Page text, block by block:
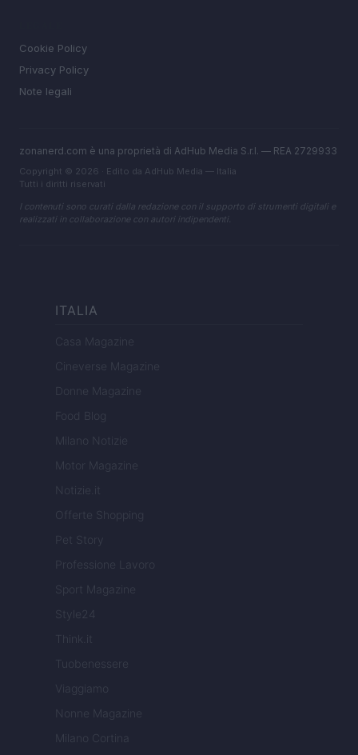
Cookie Policy
Privacy Policy
Note legali
zonanerd.com è una proprietà di AdHub Media S.r.l. — REA 2729933
Copyright © 2026 · Edito da AdHub Media — Italia
Tutti i diritti riservati
I contenuti sono curati dalla redazione con il supporto di strumenti digitali e
realizzati in collaborazione con autori indipendenti.
ITALIA
Casa Magazine
Cineverse Magazine
Donne Magazine
Food Blog
Milano Notizie
Motor Magazine
Notizie.it
Offerte Shopping
Pet Story
Professione Lavoro
Sport Magazine
Style24
Think.it
Tuobenessere
Viaggiamo
Nonne Magazine
Milano Cortina